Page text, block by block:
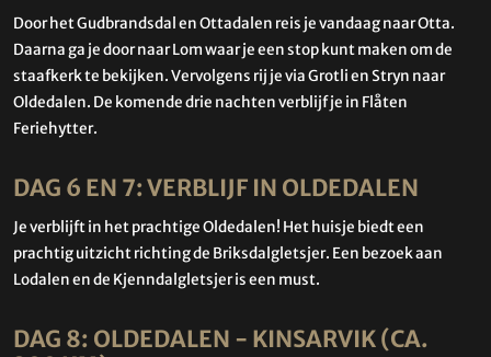
Door het Gudbrandsdal en Ottadalen reis je vandaag naar Otta.
Daarna ga je door naar Lom waar je een stop kunt maken om de
staafkerk te bekijken. Vervolgens rij je via Grotli en Stryn naar
Oldedalen. De komende drie nachten verblijf je in Flåten
Feriehytter.
DAG 6 EN 7: VERBLIJF IN OLDEDALEN
Je verblijft in het prachtige Oldedalen! Het huisje biedt een
prachtig uitzicht richting de Briksdalgletsjer. Een bezoek aan
Lodalen en de Kjenndalgletsjer is een must.
DAG 8: OLDEDALEN - KINSARVIK (CA.